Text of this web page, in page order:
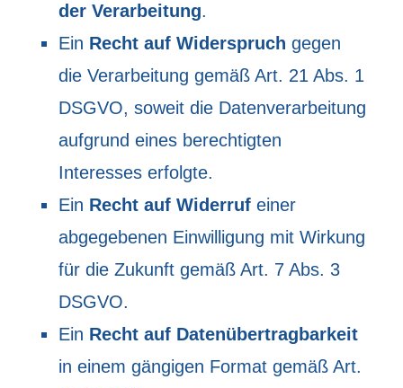
der Verarbeitung.
Ein Recht auf Widerspruch gegen
die Verarbeitung gemäß Art. 21 Abs. 1
DSGVO, soweit die Datenverarbeitung
aufgrund eines berechtigten
Interesses erfolgte.
Ein Recht auf Widerruf einer
abgegebenen Einwilligung mit Wirkung
für die Zukunft gemäß Art. 7 Abs. 3
DSGVO.
Ein Recht auf Datenübertragbarkeit
in einem gängigen Format gemäß Art.